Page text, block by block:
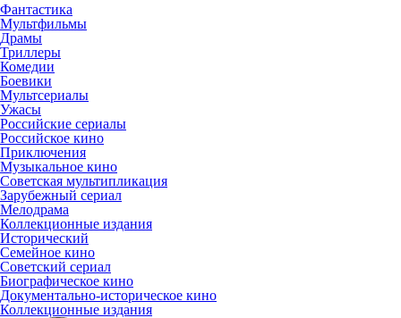
Фантастика
Мультфильмы
Драмы
Триллеры
Комедии
Боевики
Мультсериалы
Ужасы
Российские сериалы
Российское кино
Приключения
Музыкальное кино
Советская мультипликация
Зарубежный сериал
Мелодрама
Коллекционные издания
Исторический
Семейное кино
Советский сериал
Биографическое кино
Документально-историческое кино
Коллекционные издания